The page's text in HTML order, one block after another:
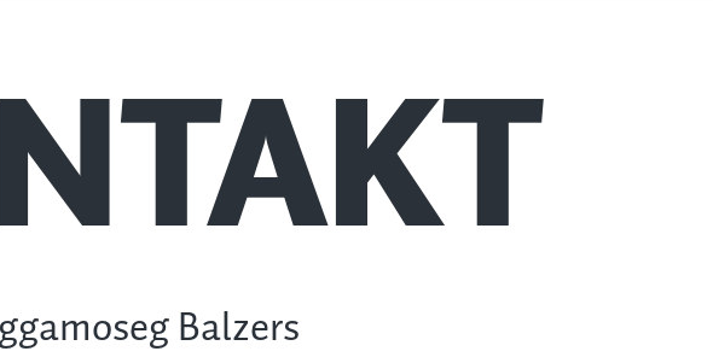
Balzers